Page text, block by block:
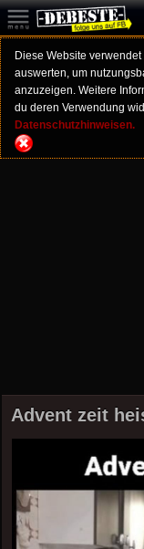
Diese Website
auswerten, um
anzuzeigen. Weitere
du deren Verwendung
Datenschutzhinweisen.
Advent zeit